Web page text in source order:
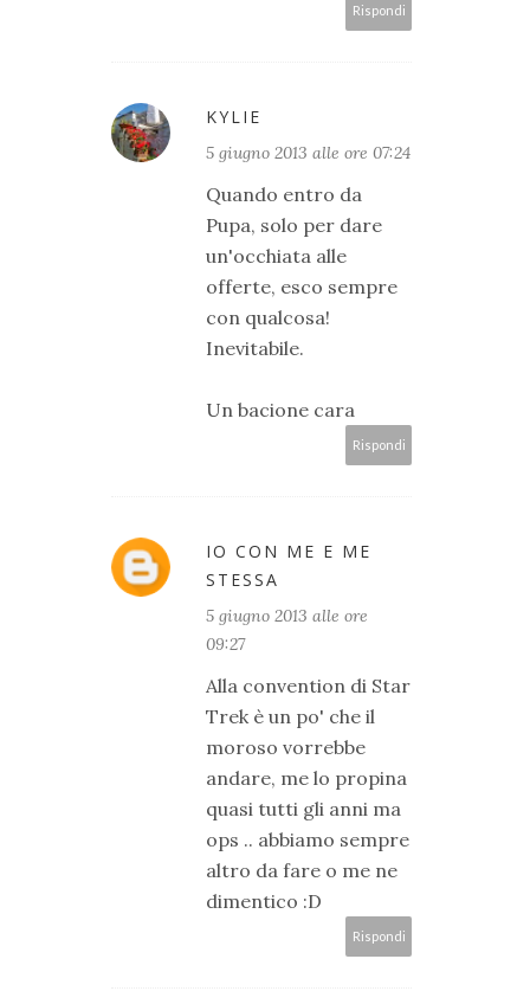
Rispondi
KYLIE
5 giugno 2013 alle ore 07:24
Quando entro da
Pupa, solo per dare
un'occhiata alle
offerte, esco sempre
con qualcosa!
Inevitabile.
Un bacione cara
Rispondi
IO CON ME E ME
STESSA
5 giugno 2013 alle ore
09:27
Alla convention di Star
Trek è un po' che il
moroso vorrebbe
andare, me lo propina
quasi tutti gli anni ma
ops .. abbiamo sempre
altro da fare o me ne
dimentico :D
Rispondi